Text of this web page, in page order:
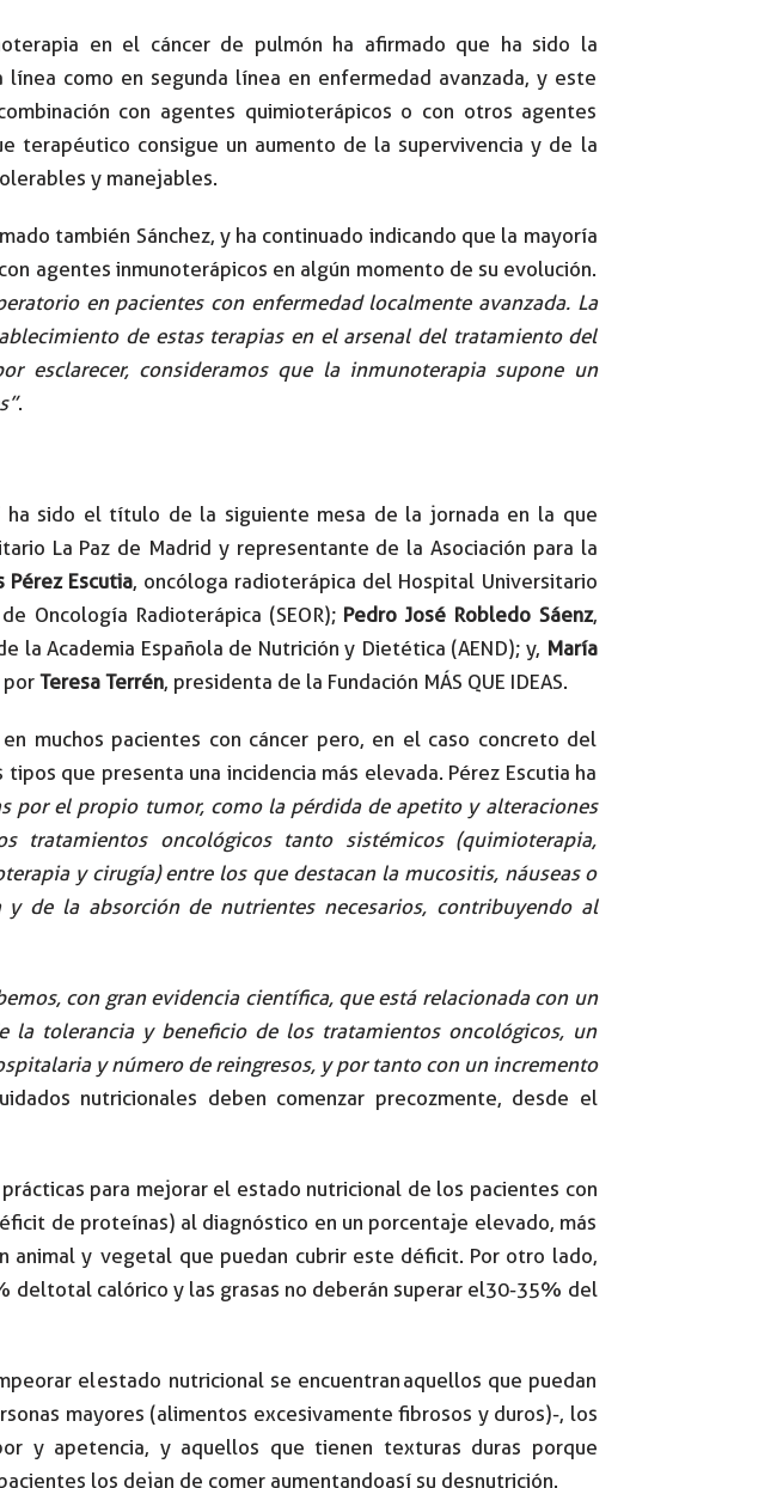
en el cáncer de pulmón ha afirmado que ha sido la
como en segunda línea en enfermedad avanzada, y este
con agentes quimioterápicos o con otros agentes
terapéutico consigue un aumento de la supervivencia y de la
y manejables.
también Sánchez, y ha continuado indicando que la mayoría
agentes inmunoterápicos en algún momento de su evolución.
en pacientes con enfermedad localmente avanzada. La
de estas terapias en el arsenal del tratamiento del
esclarecer, consideramos que la inmunoterapia supone un
.
ha sido el título de la siguiente mesa de la jornada en la que
La Paz de Madrid y representante de la Asociación para la
Pérez Escutia, oncóloga radioterápica del Hospital Universitario
Oncología Radioterápica (SEOR); Pedro José Robledo Sáenz,
la Academia Española de Nutrición y Dietética (AEND); y, María
porTeresa Terrén, presidenta de la Fundación MÁS QUE IDEAS.
muchos pacientes con cáncer pero, en el caso concreto del
que presenta una incidencia más elevada. Pérez Escutia ha
por el propio tumor, como la pérdida de apetito y alteraciones
oncológicos tanto sistémicos (quimioterapia,
y cirugía) entre los que destacan la mucositis, náuseas o
de la absorción de nutrientes necesarios, contribuyendo al
con gran evidencia científica, que está relacionada con un
la tolerancia y beneficio de los tratamientos oncológicos, un
y número de reingresos, y por tanto con un incremento
nutricionales deben comenzar precozmente, desde el
para mejorar el estado nutricional de los pacientes con
de proteínas) al diagnóstico en un porcentaje elevado, más
y vegetal que puedan cubrir este déficit. Por otro lado,
del total calórico y las grasas no deberán superar el 30-35% del
el estado nutricional se encuentran aquellos que puedan
mayores (alimentos excesivamente fibrosos y duros)-, los
y apetencia, y aquellos que tienen texturas duras porque
los dejan de comer aumentando así su desnutrición.